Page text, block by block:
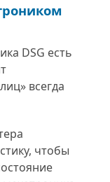
DSG есть
всегда
чтобы